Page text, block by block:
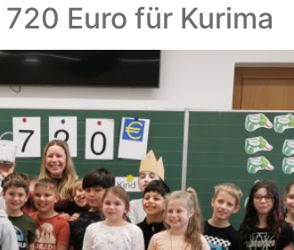
Euro für Kurima